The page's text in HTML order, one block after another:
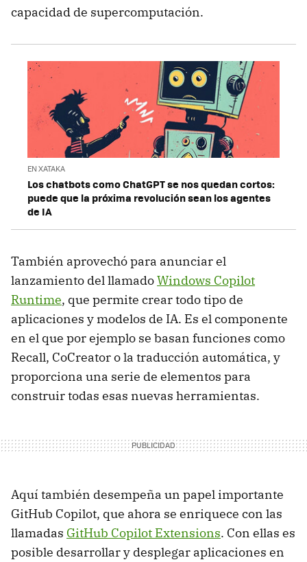
capacidad de supercomputación.
EN XATAKA
Los chatbots como ChatGPT se nos quedan cortos:
puede que la próxima revolución sean los agentes
de IA
También aprovechó para anunciar el
lanzamiento del llamadoWindows Copilot
Runtime, que permite crear todo tipo de
aplicaciones y modelos de IA. Es el componente
en el que por ejemplo se basan funciones como
Recall, CoCreator o la traducción automática, y
proporciona una serie de elementos para
construir todas esas nuevas herramientas.
Aquí también desempeña un papel importante
GitHub Copilot, que ahora se enriquece con las
llamadas GitHub Copilot Extensions. Con ellas es
posible desarrollar y desplegar aplicaciones en